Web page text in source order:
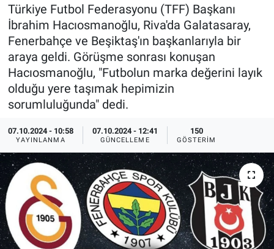
Türkiye Futbol Federasyonu (TFF) Başkanı
İbrahim Hacıosmanoğlu, Riva'da Galatasaray,
Fenerbahçe ve Beşiktaş'ın başkanlarıyla bir
araya geldi. Görüşme sonrası konuşan
Hacıosmanoğlu, "Futbolun marka değerini layık
olduğu yere taşımak hepimizin
sorumluluğunda" dedi.
07.10.2024 - 10:58
YAYINLANMA
07.10.2024 - 12:41
GÜNCELLEME
150
GÖSTERIM
Ege Saati
Ege'den Esintiler
Eğitim
Eğlence
Ekonomi
Forum
Gerçeğin İzinde
Gün Başlıyor
Yayın Akışı
İletişim
Haber Arşivi